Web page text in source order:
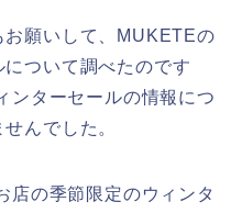
お願いして、MUKETEの
ついて調べたのです
ンターセールの情報につ
んでした。
店の季節限定のウィンタ